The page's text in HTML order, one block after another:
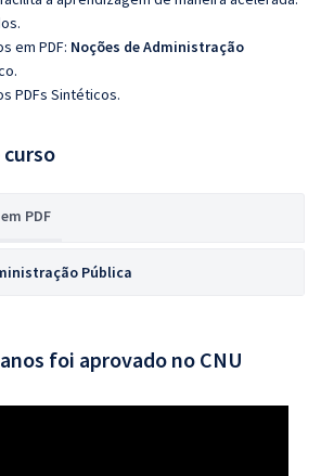
em PDF: Noções de Administração
PDFs Sintéticos.
PDF
Pública
foi aprovado no CNU